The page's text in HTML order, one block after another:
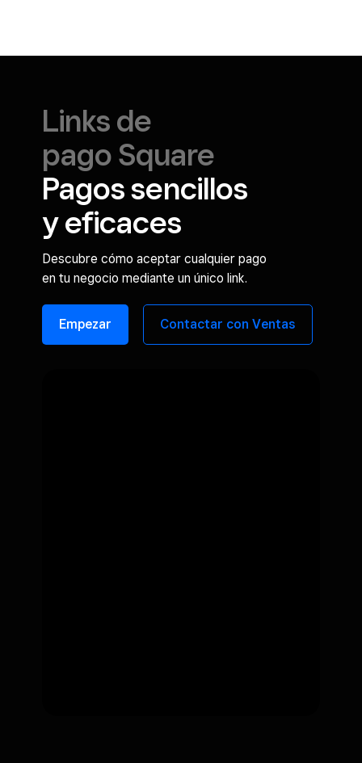
Links de
pago Square
Pagos sencillos
y eficaces
Descubre cómo aceptar cualquier pago
en tu negocio mediante un único link.
Empezar Contactar con Ventas